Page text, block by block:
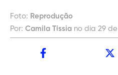
Foto: Reprodução
Por: Camila Tíssia no dia 29